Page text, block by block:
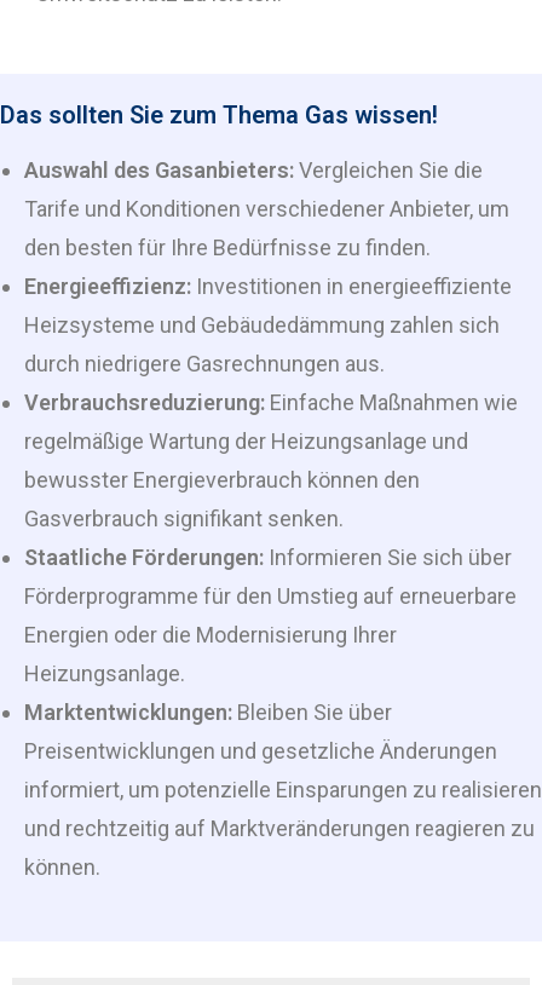
Das sollten Sie zum Thema Gas wissen!
Auswahl des Gasanbieters:Vergleichen Sie die
Tarife und Konditionen verschiedener Anbieter, um
den besten für Ihre Bedürfnisse zu finden.
Energieeffizienz: Investitionen in energieeffiziente
Heizsysteme und Gebäudedämmung zahlen sich
durch niedrigere Gasrechnungen aus.
Verbrauchsreduzierung: Einfache Maßnahmen wie
regelmäßige Wartung der Heizungsanlage und
bewusster Energieverbrauch können den
Gasverbrauch signifikant senken.
Staatliche Förderungen: Informieren Sie sich über
Förderprogramme für den Umstieg auf erneuerbare
Energien oder die Modernisierung Ihrer
Heizungsanlage.
Marktentwicklungen: Bleiben Sie über
Preisentwicklungen und gesetzliche Änderungen
informiert, um potenzielle Einsparungen zu realisieren
und rechtzeitig auf Marktveränderungen reagieren zu
können.